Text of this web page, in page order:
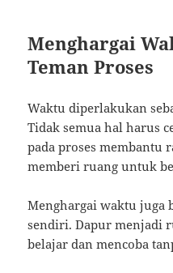
Menghargai
Teman Proses
Waktu diperlakukan
Tidak semua hal harus
pada proses membantu
memberi ruang untuk
Menghargai waktu juga
sendiri. Dapur menjadi
belajar dan mencoba